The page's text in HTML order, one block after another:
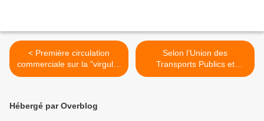
< Première circulation
commerciale sur la "virgule"
d'Avignon
Selon l’Union des
Transports Publics et
ferroviaires, le report de
Hébergé par Overblog